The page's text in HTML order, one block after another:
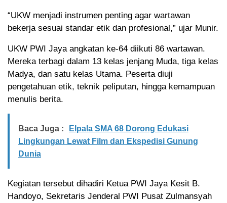
“UKW menjadi instrumen penting agar wartawan
bekerja sesuai standar etik dan profesional,” ujar Munir.
UKW PWI Jaya angkatan ke-64 diikuti 86 wartawan.
Mereka terbagi dalam 13 kelas jenjang Muda, tiga kelas
Madya, dan satu kelas Utama. Peserta diuji
pengetahuan etik, teknik peliputan, hingga kemampuan
menulis berita.
Baca Juga :
Elpala SMA 68 Dorong Edukasi
Lingkungan Lewat Film dan Ekspedisi Gunung
Dunia
Kegiatan tersebut dihadiri Ketua PWI Jaya Kesit B.
Handoyo, Sekretaris Jenderal PWI Pusat Zulmansyah